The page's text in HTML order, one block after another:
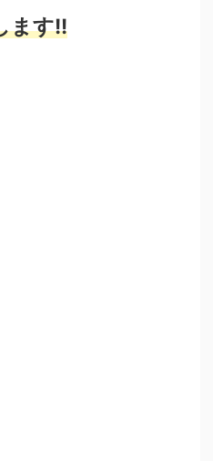
ます!!